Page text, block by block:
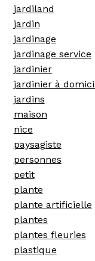
jardiland
jardin
jardinage
jardinage service
jardinier
jardinier à
jardins
maison
nice
paysagiste
personnes
petit
plante
plante artificielle
plantes
plantes fleuries
plastique